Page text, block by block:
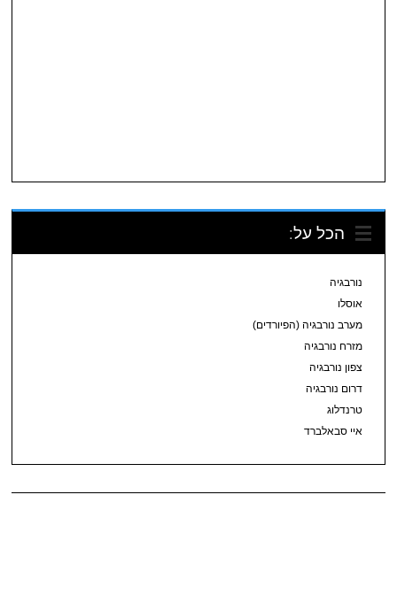
הכל על:
נורבגיה
אוסלו
מערב נורבגיה (הפיורדים)
מזרח נורבגיה
צפון נורבגיה
דרום נורבגיה
טרנדלוג
איי סבאלברד